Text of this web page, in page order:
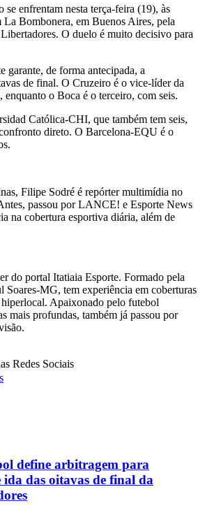
se enfrentam nesta terça-feira (19), às
Bombonera, em Buenos Aires, pela
O duelo é muito decisivo para
garante, de forma antecipada, a
de final. O Cruzeiro é o vice-líder da
enquanto o Boca é o terceiro, com seis.
Católica-CHI, que também tem seis,
direto. O Barcelona-EQU é o
Filipe Sodré é repórter multimídia no
passou por LANCE! e Esporte News
na cobertura esportiva diária, além de
do portal Itatiaia Esporte. Formado pela
Soares-MG, tem experiência em coberturas
Apaixonado pelo futebol
mais profundas, também já passou por
Redes Sociais
define arbitragem para
ida das oitavas de final da